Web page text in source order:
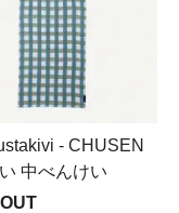
- CHUSEN
中べんけい